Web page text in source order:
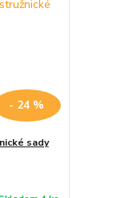
- 24 %
sady